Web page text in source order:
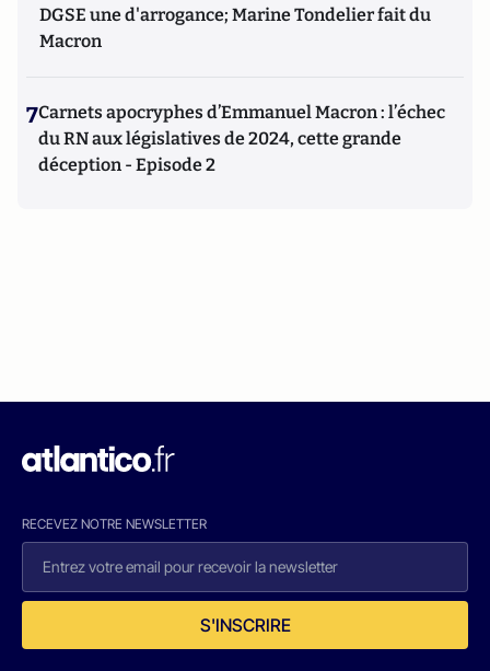
DGSE une d'arrogance; Marine Tondelier fait du
Macron
7Carnets apocryphes d’Emmanuel Macron : l’échec
du RN aux législatives de 2024, cette grande
déception - Episode 2
RECEVEZ NOTRE NEWSLETTER
S'INSCRIRE